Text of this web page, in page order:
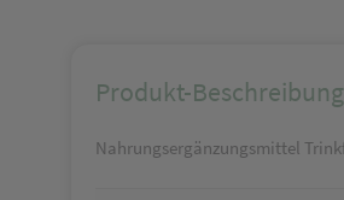
Produkt-Beschreibung
Nahrungsergänzungsmittel